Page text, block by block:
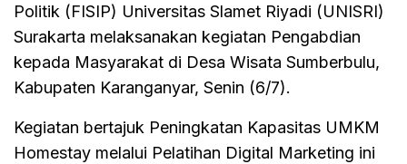
Politik (FISIP) Universitas Slamet Riyadi (UNISRI)
Surakarta melaksanakan kegiatan Pengabdian
kepada Masyarakat di Desa Wisata Sumberbulu,
Kabupaten Karanganyar, Senin (6/7).
Kegiatan bertajuk Peningkatan Kapasitas UMKM
Homestay melalui Pelatihan Digital Marketing ini